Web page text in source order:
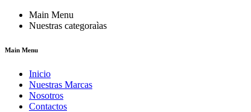
Main Menu
Nuestras categoraìas
Main Menu
Inicio
Nuestras Marcas
Nosotros
Contactos